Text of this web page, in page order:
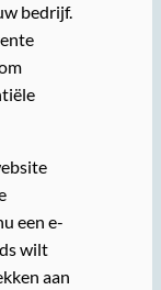
bedrijf.
een e-
wilt
aan